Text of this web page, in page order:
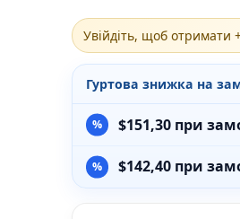
Різдвяно-
На День
Книги для
Українська
Світова
Проза
Поезія та
Романи
Увійдіть, щоб отримати
Гуртова знижка на
$151,30при
$142,40при